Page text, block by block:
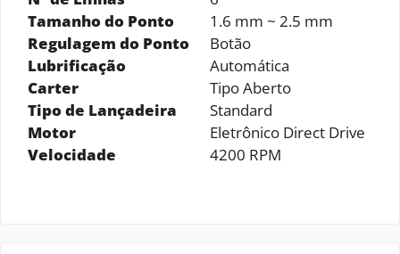
Tamanho do Ponto
1.6 mm ~ 2.5 mm
Regulagem do Ponto
Botão
Lubrificação
Automática
Carter
Tipo Aberto
Tipo de Lançadeira
Standard
Motor
Eletrônico Direct Drive
Velocidade
4200 RPM